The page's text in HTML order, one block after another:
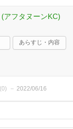
アフタヌーンKC)
あらすじ・内容
0) 2022/06/16